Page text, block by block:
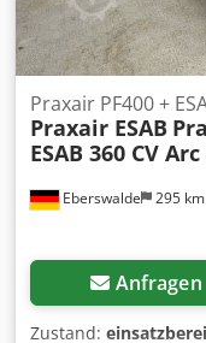
Eberswalde 295 km
Praxair PF400 +
Praxair ESAB
ESAB 360 CV
Anfragen
Zustand: